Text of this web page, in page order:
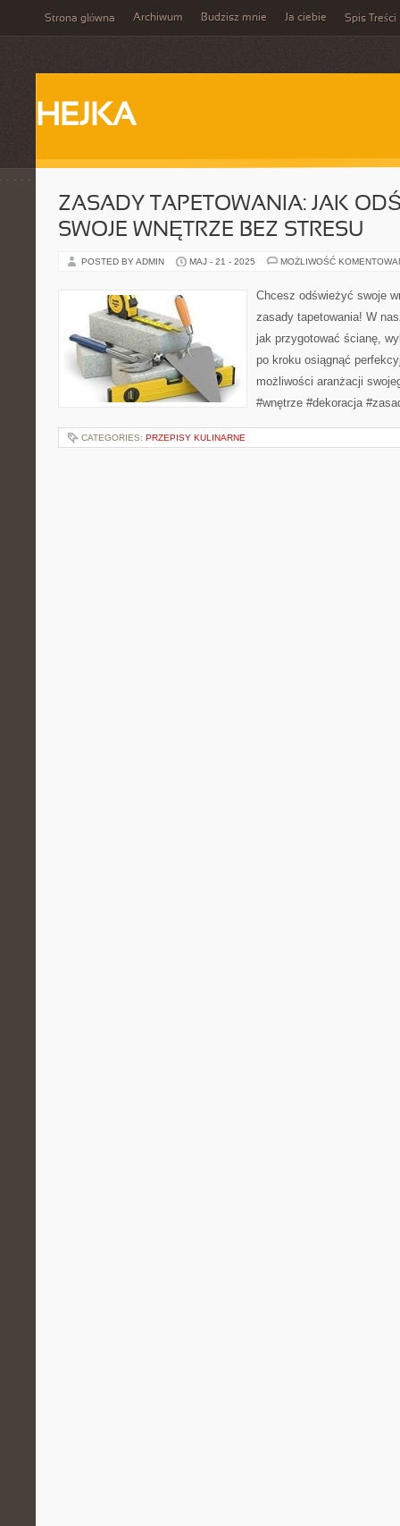
Strona główna Archiwum Budzisz mnie Ja ciebie Spis Treści
HEJKA
ZASADY TAPETOWANIA: JAK
SWOJE WNĘTRZE BEZ STRESU
POSTED BY ADMIN MAJ - 21 - 2025 MOŻLIWOŚĆ
Chcesz odświeżyć swoje
zasady tapetowania! W
jak przygotować ścianę,
po kroku osiągnąć
możliwości aranżacji
#wnętrze #dekoracja
CATEGORIES: PRZEPISY KULINARNE